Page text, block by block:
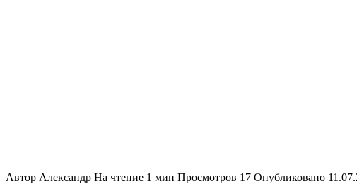
Автор Александр На чтение 1 мин Просмотров 17 Опубликовано